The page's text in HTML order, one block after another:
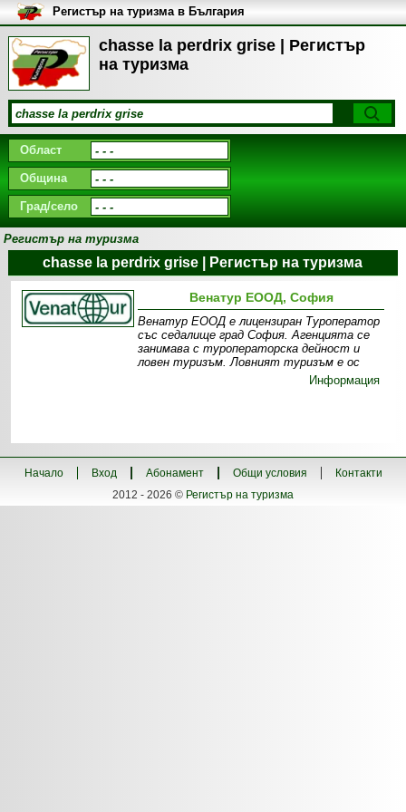
chasse la perdrix grise | Регистър
на туризма
Регистър на туризма в България
Област
Община
Град/село
Регистър на туризма
chasse la perdrix grise | Регистър на туризма
Венатур ЕООД, София
Венатур ЕООД е лицензиран Туроператор
със седалище град София. Агенцията се
занимава с туроператорска дейност и
ловен туризъм. Ловният туризъм e ос
Информация
Начало Вход Абонамент Общи условия
Контакти
2012 - 2026 © Регистър на туризма